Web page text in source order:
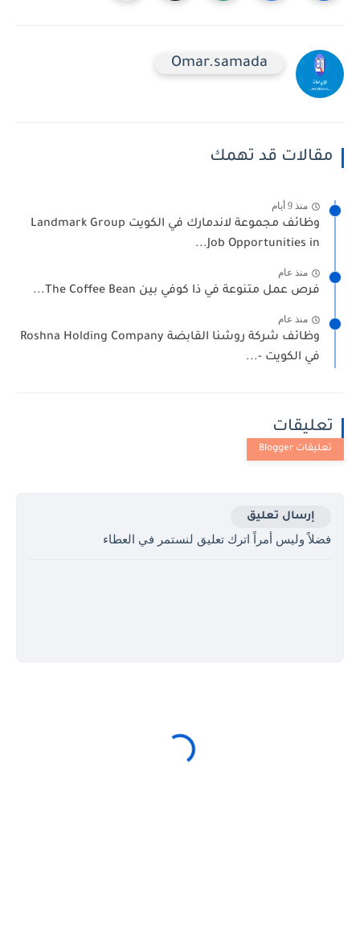
Omar.samada
مقالات قد تهمك
منذ 9 أيام
وظائف مجموعة لاندمارك في الكويت Landmark Group
Job Opportunities in...
منذ عام
فرص عمل متنوعة في ذا كوفي بين The Coffee Bean...
منذ عام
وظائف شركة روشنا القابضة Roshna Holding Company
في الكويت -...
تعليقات
إرسال تعليق
فضلاً وليس أمراً اترك تعليق لنستمر في العطاء